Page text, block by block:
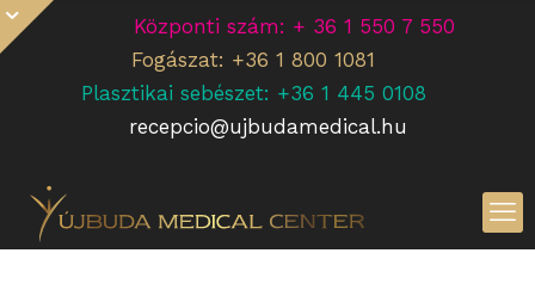
Központi szám: + 36 1 550 7 550
Fogászat: +36 1 800 1081
Plasztikai sebészet: +36 1 445 0108
recepcio@ujbudamedical.hu